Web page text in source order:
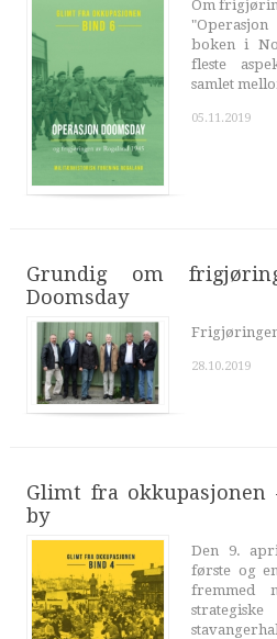
Om
boken i
fleste
samlet
05.11.2019
Grundig om
Doomsday
28.10.2019
Glimt fra okkupasjonen
by
Den 9.
første og
fremmed